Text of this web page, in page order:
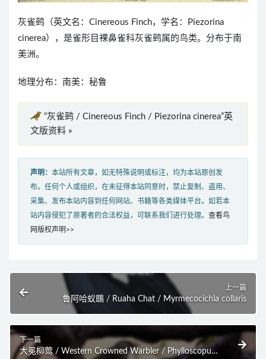
灰雀鹀（英文名：Cinereous Finch，学名：Piezorina
cinerea），是雀形目裸鼻雀科灰雀鹀属的鸟类。分布于南
美洲。
地理分布：南美：秘鲁
“灰雀鹀 / Cinereous Finch / Piezorina cinerea”英
文版资料 »
声明： 本站所有文章，如无特殊说明或标注，均为本站原创发
布。任何个人或组织，在未征得本站同意时，禁止复制、盗用、
采集、发布本站内容到任何网站、书籍等各类媒体平台。如若本
站内容侵犯了原著者的合法权益，可联系我们进行处理。 查看鸟
网版权声明>>
上一篇
鲁阿哈蚁䳭 / Ruaha Chat / Myrmecocichla collaris
下一篇
大冕柳莺 / Western Crowned Warbler / Phylloscopus